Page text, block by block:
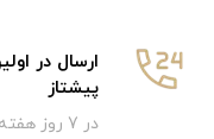
ارسال در
پیشتاز
در 7 روز هفته